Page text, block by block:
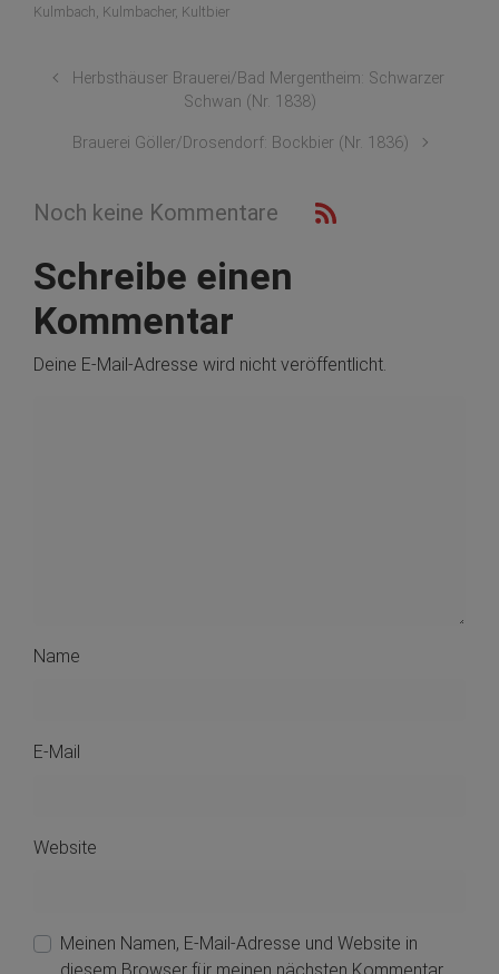
Kulmbach Kulmbacher, Kultbier
Herbsthäuser Brauerei/Bad Mergentheim: Schwarzer
Schwan (Nr. 1838)
Brauerei Göller/Drosendorf: Bockbier (Nr. 1836)
Noch keine Kommentare
Schreibe einen
Kommentar
Deine E-Mail-Adresse wird nicht veröffentlicht.
Name
E-Mail
Website
Meinen Namen, E-Mail-Adresse und Website in